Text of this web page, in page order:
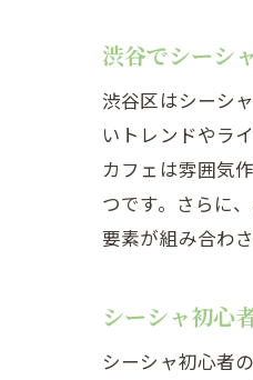
渋谷でシーシ
渋谷区はシーシ
いトレンドやラ
カフェは雰囲気
つです。さらに
要素が組み合わ
シーシャ初心
シーシャ初心者